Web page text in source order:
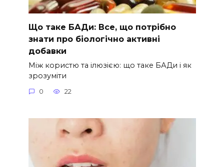
Що таке БАДи: Все, що потрібно
знати про біологічно активні
добавки
Між користю та ілюзією: що таке БАДи і як
зрозуміти
0 22